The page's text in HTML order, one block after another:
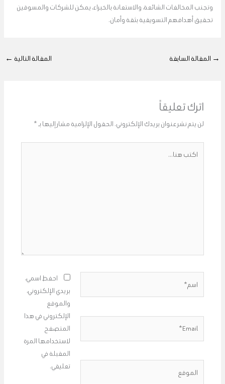
وتجنب المخالفات الشائعة، والاستعانة بالخبراء، يمكن للشركات والمسوقين
تحقيق أهدافهم التسويقية بثقة وأمان.
→ المقالة السابقة المقالة التالية ←
اترك تعليقاً
لن يتم نشر عنوان بريدك الإلكتروني. الحقول الإلزامية مشار إليها بـ*
احفظ اسمي،
بريدي الإلكتروني،
والموقع
الإلكتروني في هذا
المتصفح
لاستخدامها المرة
المقبلة في
تعليقي.